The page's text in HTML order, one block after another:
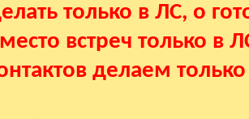
только в ЛС, о
встреч только в
делаем